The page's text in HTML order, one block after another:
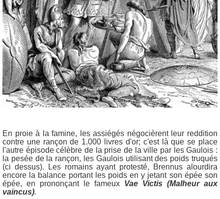
En proie à la famine, les assiégés négocièrent leur reddition
contre une rançon de 1.000 livres d'or; c'est là que se place
l'autre épisode célèbre de la prise de la ville par les Gaulois :
la pesée de la rançon, les Gaulois utilisant des poids truqués
(ci dessus). Les romains ayant protesté, Brennus alourdira
encore la balance portant les poids en y jetant son épée son
épée, en prononçant le fameux Vae Victis (Malheur aux
vaincus).